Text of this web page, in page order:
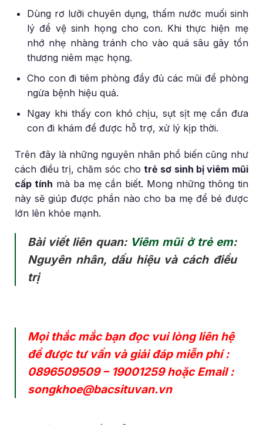
Dùng rơ lưỡi chuyên dụng, thấm nước muối sinh
lý để vệ sinh họng cho con. Khi thực hiện mẹ
nhớ nhẹ nhàng tránh cho vào quá sâu gây tổn
thương niêm mạc họng.
Cho con đi tiêm phòng đầy đủ các mũi để phòng
ngừa bệnh hiệu quả.
Ngay khi thấy con khó chịu, sụt sịt mẹ cần đưa
con đi khám để được hỗ trợ, xử lý kịp thời.
Trên đây là những nguyên nhân phổ biến cũng như
cách điều trị, chăm sóc chotrẻ sơ sinh bị viêm mũi
cấp tính mà ba mẹ cần biết. Mong những thông tin
này sẽ giúp được phần nào cho ba mẹ để bé được
lớn lên khỏe mạnh.
Bài viết liên quan: Viêm mũi ở trẻ em:
Nguyên nhân, dấu hiệu và cách điều
trị
Mọi thắc mắc bạn đọc vui lòng liên hệ
để được tư vấn và giải đáp miễn phí :
0896509509– 19001259hoặc Email :
songkhoe@bacsituvan.vn